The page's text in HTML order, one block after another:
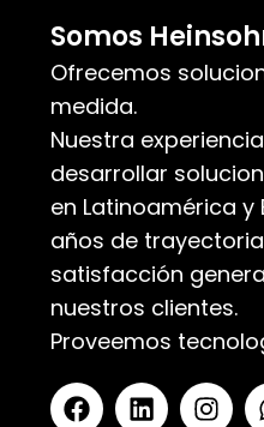
Somos
Ofrecemos
medida.
Nuestra
desarrollar
en Latinoamérica y
años de
satisfacción
nuestros clientes.
Proveemos